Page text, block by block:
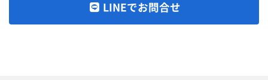
LINEでお問合せ